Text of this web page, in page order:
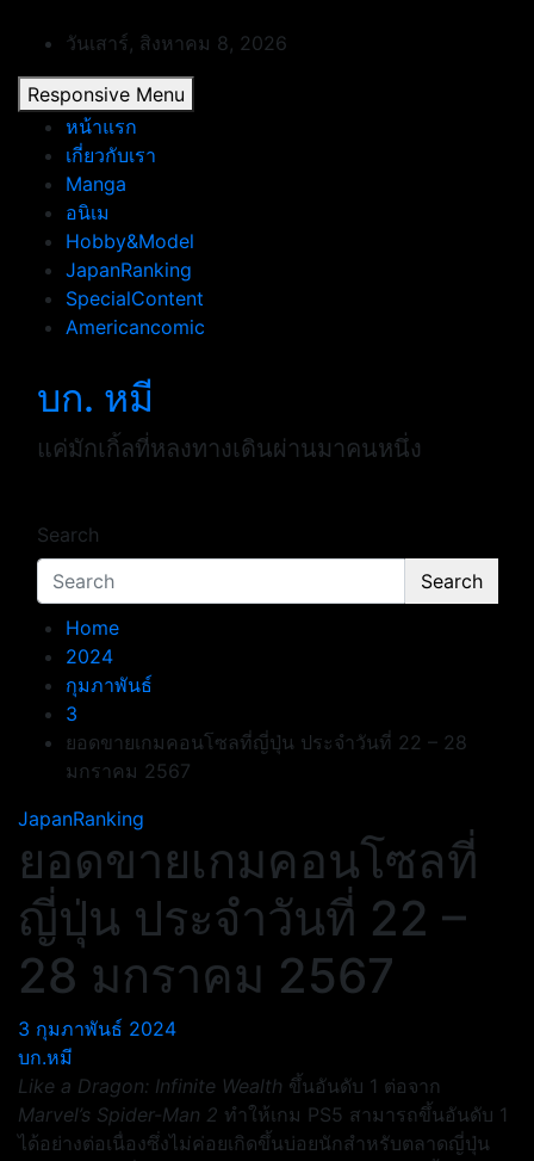
content
วันเสาร์, สิงหาคม 8, 2026
Responsive Menu
หน้าแรก
เกี่ยวกับเรา
Manga
อนิเม
Hobby&Model
JapanRanking
SpecialContent
Americancomic
บก. หมี
แค่มักเกิ้ลที่หลงทางเดินผ่านมาคนหนึ่ง
Search
Search
Home
2024
กุมภาพันธ์
3
ยอดขายเกมคอนโซลที่ญี่ปุ่น ประจำวันที่ 22 – 28
มกราคม 2567
JapanRanking
ยอดขายเกมคอนโซลที่
ญี่ปุ่น ประจำวันที่ 22 –
28 มกราคม 2567
3 กุมภาพันธ์ 2024
บก.หมี
Like a Dragon: Infinite Wealth ขึ้นอันดับ 1 ต่อจาก
Marvel’s Spider-Man 2 ทำให้เกม PS5 สามารถขึ้นอันดับ 1
ได้อย่างต่อเนื่องซึ่งไม่ค่อยเกิดขึ้นบ่อยนักสำหรับตลาดญี่ปุ่น